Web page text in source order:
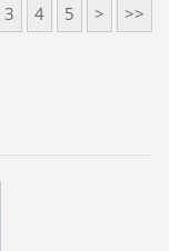
3 4 5 > >>